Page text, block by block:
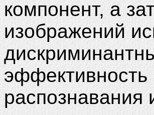
компонент, а
изображений
распознавания